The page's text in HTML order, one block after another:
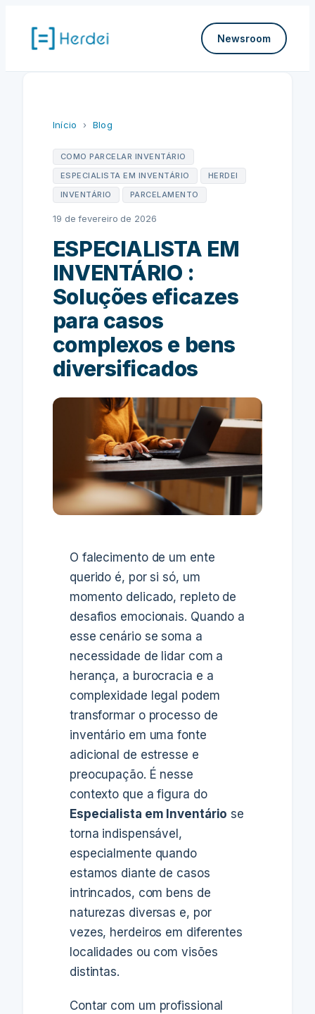
Newsroom
Início › Blog
COMO PARCELAR INVENTÁRIO
ESPECIALISTA EM INVENTÁRIO
HERDEI
INVENTÁRIO
PARCELAMENTO
19 de fevereiro de 2026
ESPECIALISTA EM
INVENTÁRIO :
Soluções eficazes
para casos
complexos e bens
diversificados
O falecimento de um ente
querido é, por si só, um
momento delicado, repleto de
desafios emocionais. Quando a
esse cenário se soma a
necessidade de lidar com a
herança, a burocracia e a
complexidade legal podem
transformar o processo de
inventário em uma fonte
adicional de estresse e
preocupação. É nesse
contexto que a figura do
Especialista em Inventário se
torna indispensável,
especialmente quando
estamos diante de casos
intrincados, com bens de
naturezas diversas e, por
vezes, herdeiros em diferentes
localidades ou com visões
distintas.
Contar com um profissional